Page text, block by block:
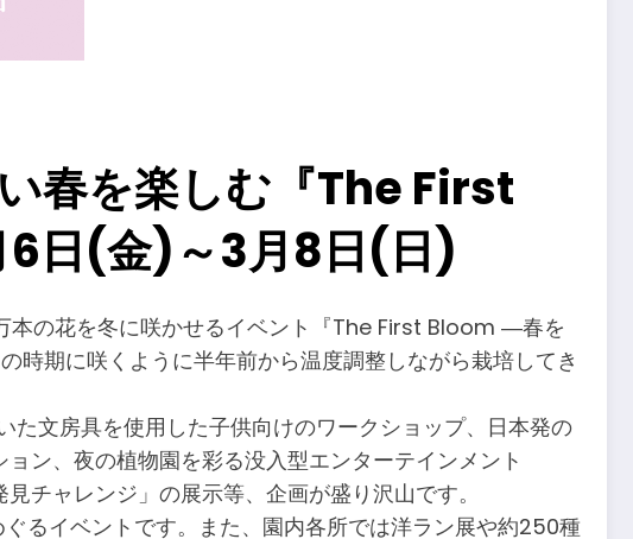
春を楽しむ『The First
日(金)～3月8日(日)
の花を冬に咲かせるイベント『The First Bloom ―春を
時期に咲くように半年前から温度調整しながら栽培してき
た文房具を使用した子供向けのワークショップ、日本発の
ン、夜の植物園を彩る没入型エンターテインメント
チャレンジ」の展示等、企画が盛り沢山です。
るイベントです。また、園内各所では洋ラン展や約250種